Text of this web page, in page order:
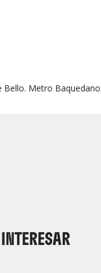
Bello. Metro